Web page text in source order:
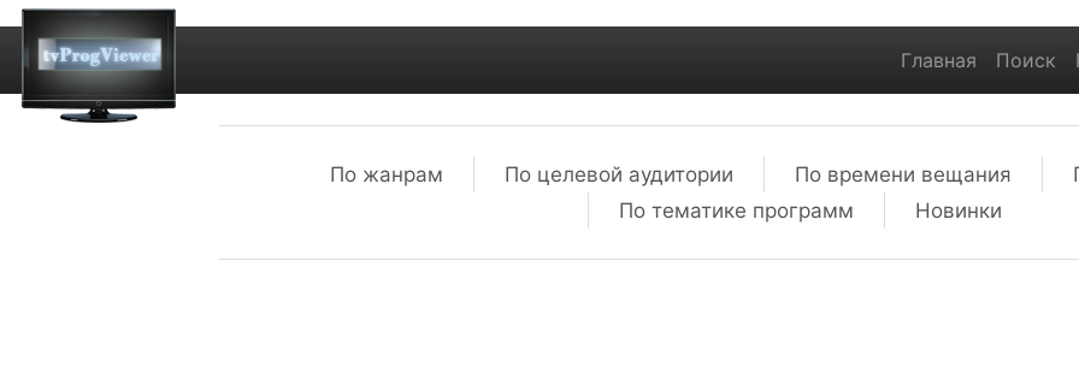
Главная Поиск
По жанрам По целевой аудитории По времени вещания
По тематике программ
Новинки